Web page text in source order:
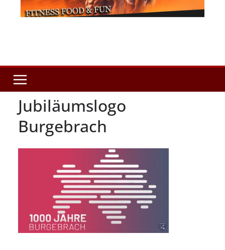
Jubiläumslogo
Burgebrach